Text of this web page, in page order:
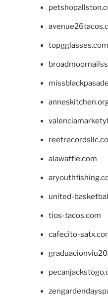
topgglasses.com
alawaffle.com
united-
tios-tacos.com
cafecito-